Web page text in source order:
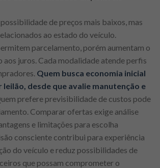
de preços mais baixos, mas
ao estado do veículo.
parcelamento, porém aumentam o
juros. Cada modalidade atende perfis
Quem busca economia inicial
desde que avalie manutenção e
prefere previsibilidade de custos pode
Comparar ofertas exige análise
e limitações para escolha
consciente contribui para experiência
do veículo e reduz possibilidades de
que possam comprometer o